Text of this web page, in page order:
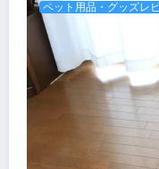
ペット用品・グッズレ